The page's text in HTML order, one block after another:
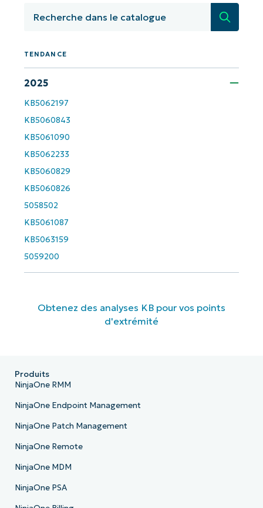
TENDANCE
2025
KB5062197
KB5060843
KB5061090
KB5062233
KB5060829
KB5060826
5058502
KB5061087
KB5063159
5059200
Obtenez des analyses KB pour vos points
d'extrémité
Business
number*
Pays
Company
Produits
NinjaOne RMM
NinjaOne Endpoint Management
NinjaOne Patch Management
NinjaOne Remote
NinjaOne MDM
NinjaOne PSA